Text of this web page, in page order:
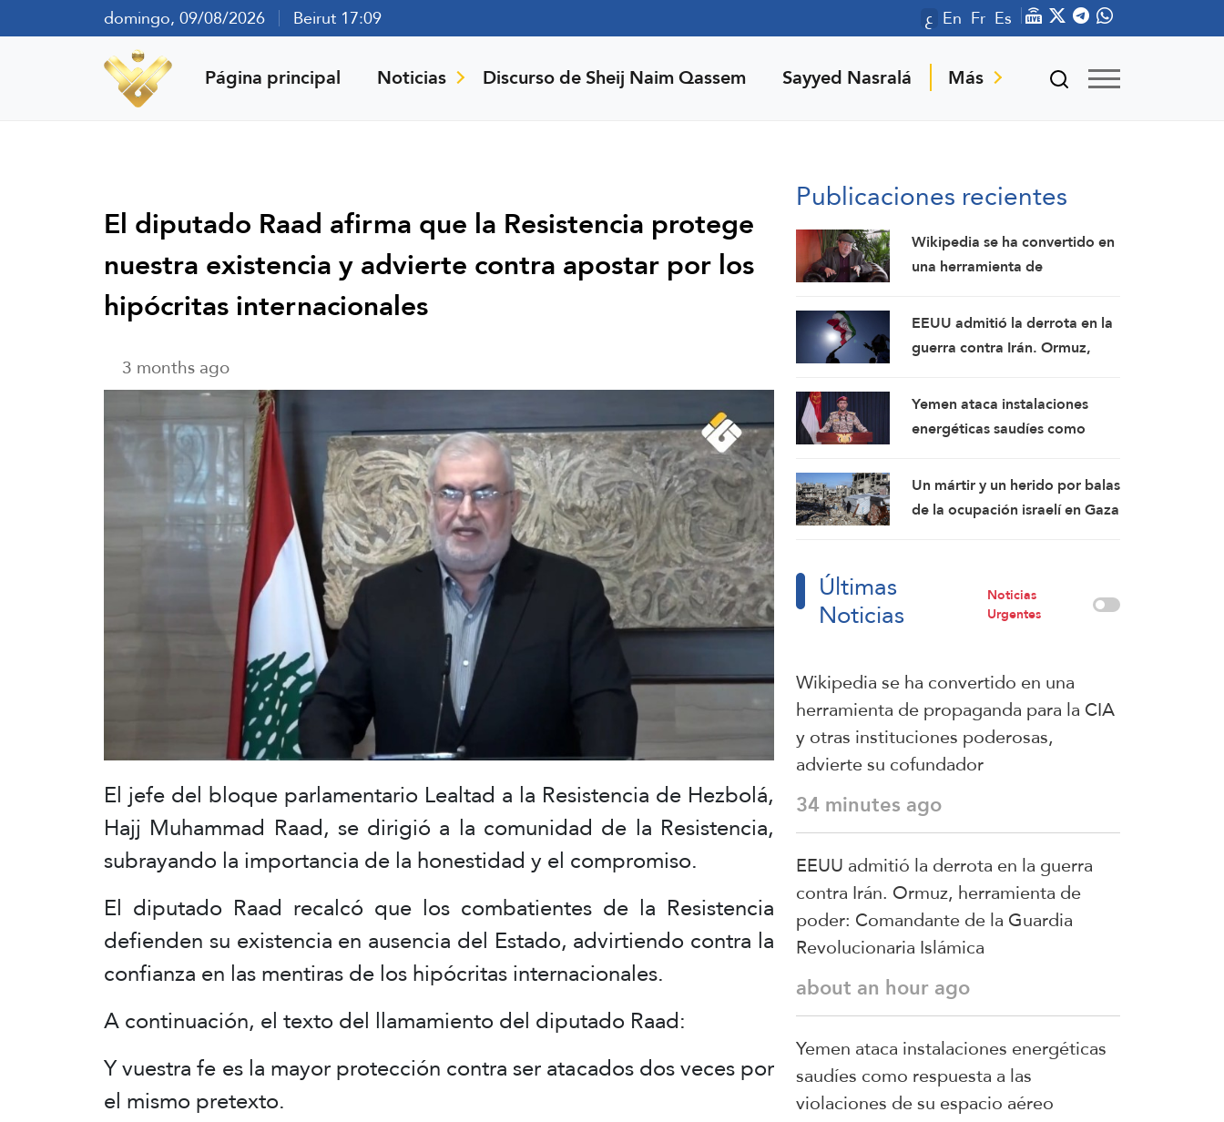
domingo, 09/08/2026 Beirut 17:09 ع En Fr Es
Página principal Noticias Discurso de Sheij Naim Qassem Sayyed Nasralá Más
El diputado Raad afirma que la Resistencia protege
nuestra existencia y advierte contra apostar por los
hipócritas internacionales
3 months ago
El jefe del bloque parlamentario Lealtad a la Resistencia de Hezbolá,
Hajj Muhammad Raad, se dirigió a la comunidad de la Resistencia,
subrayando la importancia de la honestidad y el compromiso.
El diputado Raad recalcó que los combatientes de la Resistencia
defienden su existencia en ausencia del Estado, advirtiendo contra la
confianza en las mentiras de los hipócritas internacionales.
A continuación, el texto del llamamiento del diputado Raad:
Y vuestra fe es la mayor protección contra ser atacados dos veces por
el mismo pretexto.
Publicaciones recientes
Wikipedia se ha convertido en
una herramienta de
otras instituciones poderosas,
advierte su cofundador
EEUU admitió la derrota en la
guerra contra Irán. Ormuz,
Comandante de la Guardia
Revolucionaria Islámica
Yemen ataca instalaciones
energéticas saudíes como
su espacio aéreo
Un mártir y un herido por balas
de la ocupación israelí en Gaza
Últimas
Noticias
Noticias
Urgentes
Wikipedia se ha convertido en una
herramienta de propaganda para la CIA
y otras instituciones poderosas,
advierte su cofundador
34 minutes ago
EEUU admitió la derrota en la guerra
contra Irán. Ormuz, herramienta de
poder: Comandante de la Guardia
Revolucionaria Islámica
about an hour ago
Yemen ataca instalaciones energéticas
saudíes como respuesta a las
violaciones de su espacio aéreo